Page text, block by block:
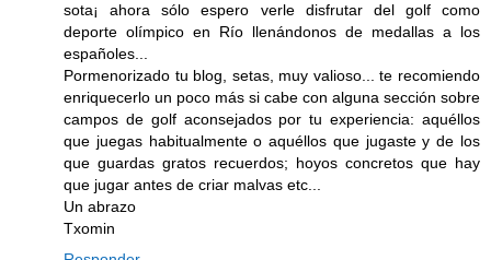
sota¡ ahora sólo espero verle disfrutar del golf como
deporte olímpico en Río llenándonos de medallas a los
españoles...
Pormenorizado tu blog, setas, muy valioso... te recomiendo
enriquecerlo un poco más si cabe con alguna sección sobre
campos de golf aconsejados por tu experiencia: aquéllos
que juegas habitualmente o aquéllos que jugaste y de los
que guardas gratos recuerdos; hoyos concretos que hay
que jugar antes de criar malvas etc...
Un abrazo
Txomin